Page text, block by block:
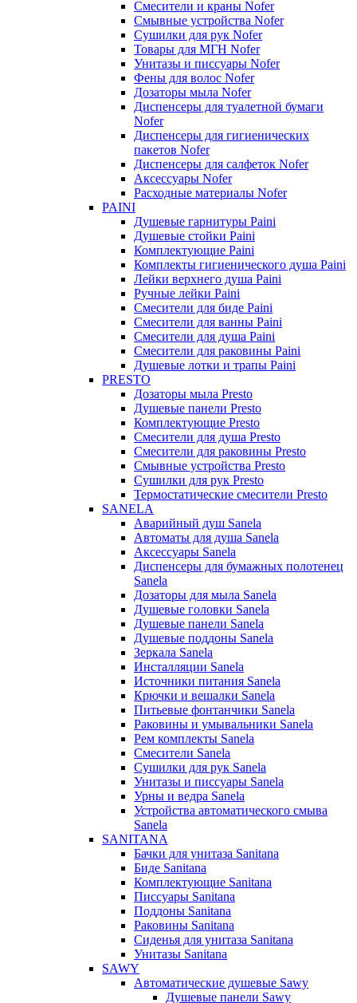
Смесители и краны Nofer
Смывные устройства Nofer
Сушилки для рук Nofer
Товары для МГН Nofer
Унитазы и писсуары Nofer
Фены для волос Nofer
Дозаторы мыла Nofer
Диспенсеры для туалетной бумаги
Nofer
Диспенсеры для гигиенических
пакетов Nofer
Диспенсеры для салфеток Nofer
Аксессуары Nofer
Расходные материалы Nofer
PAINI
Душевые гарнитуры Paini
Душевые стойки Paini
Комплектующие Paini
Комплекты гигиенического душа Paini
Лейки верхнего душа Paini
Ручные лейки Paini
Смесители для биде Paini
Смесители для ванны Paini
Смесители для душа Paini
Смесители для раковины Paini
Душевые лотки и трапы Paini
PRESTO
Дозаторы мыла Presto
Душевые панели Presto
Комплектующие Presto
Смесители для душа Presto
Смесители для раковины Presto
Смывные устройства Presto
Сушилки для рук Presto
Термостатические смесители Presto
SANELA
Аварийный душ Sanela
Автоматы для душа Sanela
Аксессуары Sanela
Диспенсеры для бумажных полотенец
Sanela
Дозаторы для мыла Sanela
Душевые головки Sanela
Душевые панели Sanela
Душевые поддоны Sanela
Зеркала Sanela
Инсталляции Sanela
Источники питания Sanela
Крючки и вешалки Sanela
Питьевые фонтанчики Sanela
Раковины и умывальники Sanela
Рем комплекты Sanela
Смесители Sanela
Сушилки для рук Sanela
Унитазы и писсуары Sanela
Урны и ведра Sanela
Устройства автоматического смыва
Sanela
SANITANA
Бачки для унитаза Sanitana
Биде Sanitana
Комплектующие Sanitana
Писсуары Sanitana
Поддоны Sanitana
Раковины Sanitana
Сиденья для унитаза Sanitana
Унитазы Sanitana
SAWY
Автоматические душевые Sawy
Душевые панели Sawy